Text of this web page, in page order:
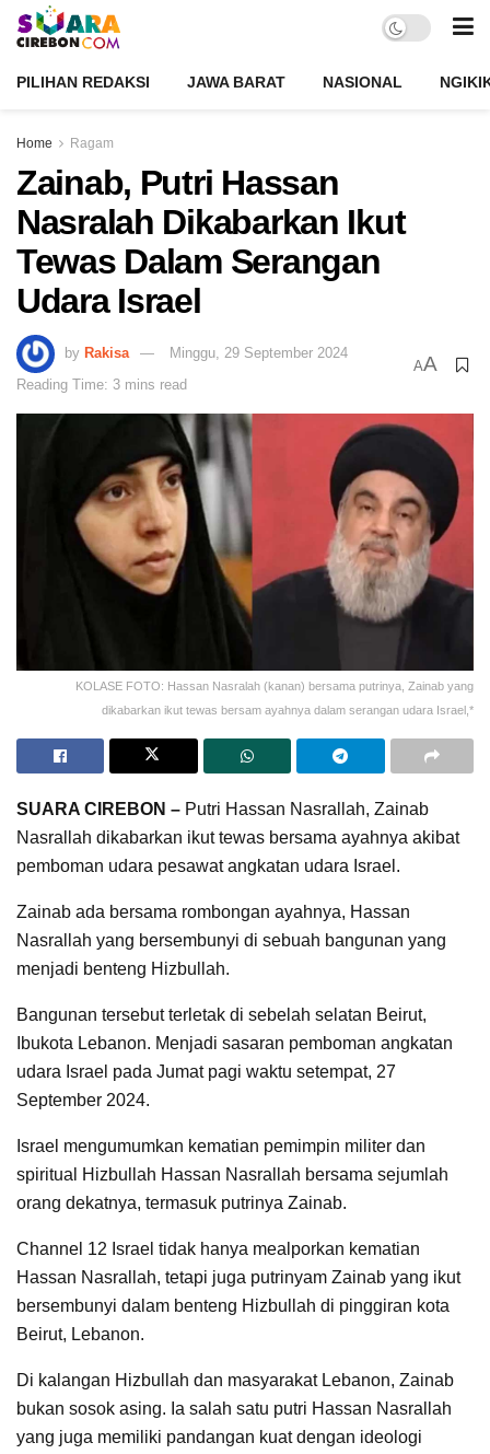
PILIHAN REDAKSI JAWA BARAT NASIONAL
Home Ragam
Zainab, Putri Hassan
Nasralah Dikabarkan Ikut
Tewas Dalam Serangan
Udara Israel
by Rakisa
Minggu, 29 September 2024
Reading Time: 3 mins read
AA
KOLASE FOTO: Hassan Nasralah (kanan) bersama putrinya, Zainab yang
dikabarkan ikut tewas bersam ayahnya dalam serangan udara Israel,*
SUARA CIREBON – Putri Hassan Nasrallah, Zainab
Nasrallah dikabarkan ikut tewas bersama ayahnya akibat
pemboman udara pesawat angkatan udara Israel.
Zainab ada bersama rombongan ayahnya, Hassan
Nasrallah yang bersembunyi di sebuah bangunan yang
menjadi benteng Hizbullah.
Bangunan tersebut terletak di sebelah selatan Beirut,
Ibukota Lebanon. Menjadi sasaran pemboman angkatan
udara Israel pada Jumat pagi waktu setempat, 27
September 2024.
Israel mengumumkan kematian pemimpin militer dan
spiritual Hizbullah Hassan Nasrallah bersama sejumlah
orang dekatnya, termasuk putrinya Zainab.
Channel 12 Israel tidak hanya mealporkan kematian
Hassan Nasrallah, tetapi juga putrinyam Zainab yang ikut
bersembunyi dalam benteng Hizbullah di pinggiran kota
Beirut, Lebanon.
Di kalangan Hizbullah dan masyarakat Lebanon, Zainab
bukan sosok asing. Ia salah satu putri Hassan Nasrallah
yang juga memiliki pandangan kuat dengan ideologi